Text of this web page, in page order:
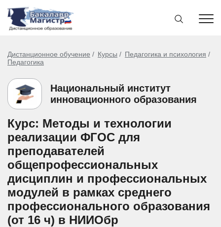
Дистанционное обучение Курсы
Педагогика и психология
Педагогика
Национальный институт
инновационного образования
Курс: Методы и технологии
реализации ФГОС для
преподавателей
общепрофессиональных
дисциплин и профессиональных
модулей в рамках среднего
профессионального образования
(от 16 ч) в НИИОбр